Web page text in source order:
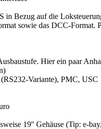
in Bezug auf die
sowie das DCC-Format.
Hier ein paar
Variante), PMC, USC
19'' Gehäuse (Tip: e-